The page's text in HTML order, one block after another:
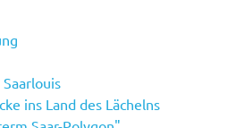
ins Land des Lächelns